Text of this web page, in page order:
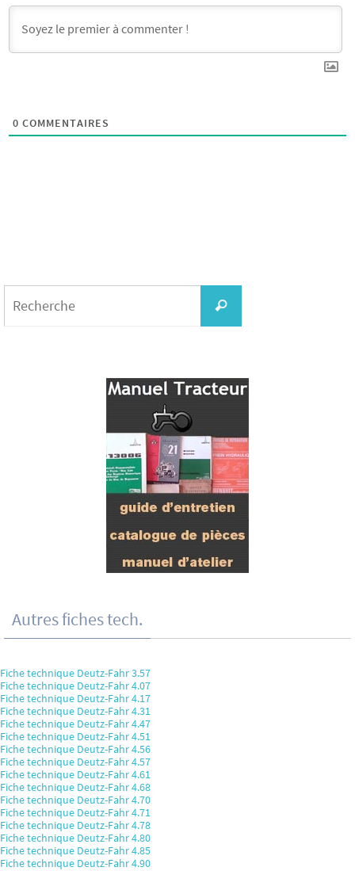
0 COMMENTAIRES
Recherche
Autres fiches tech.
Fiche technique Deutz-Fahr 3.57
Fiche technique Deutz-Fahr 4.07
Fiche technique Deutz-Fahr 4.17
Fiche technique Deutz-Fahr 4.31
Fiche technique Deutz-Fahr 4.47
Fiche technique Deutz-Fahr 4.51
Fiche technique Deutz-Fahr 4.56
Fiche technique Deutz-Fahr 4.57
Fiche technique Deutz-Fahr 4.61
Fiche technique Deutz-Fahr 4.68
Fiche technique Deutz-Fahr 4.70
Fiche technique Deutz-Fahr 4.71
Fiche technique Deutz-Fahr 4.78
Fiche technique Deutz-Fahr 4.80
Fiche technique Deutz-Fahr 4.85
Fiche technique Deutz-Fahr 4.90